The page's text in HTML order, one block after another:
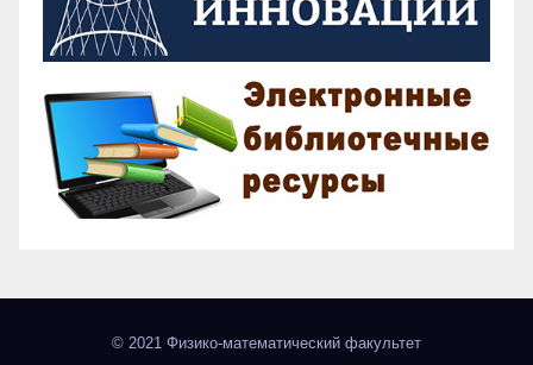
© 2021 Физико-математический факультет